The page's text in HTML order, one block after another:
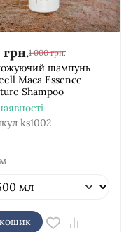
грн.1 000 грн.
шампунь
Мaca Essence
Shampoo
ks1002